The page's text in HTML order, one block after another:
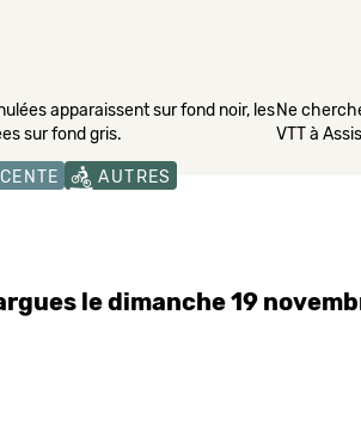
apparaissent sur fond noir, les
sur fond gris.
Ne
VTT à
AUTRES
le dimanche 19